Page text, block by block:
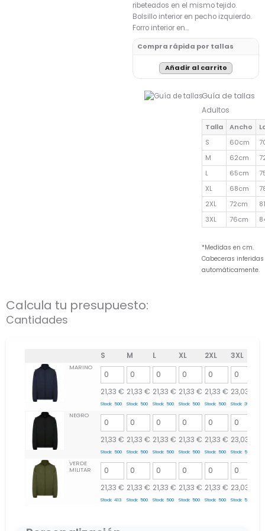
ribeteados en el mismo tejido.
Bolsillo interior en pecho izquierdo.
Forro interior en…
Compra rápida por tallas
Añadir al carrito
Guía de tallas
Adultos
Talla Ancho
S
60cm
M
62cm
L
65cm
XL
68cm
2XL
72cm
3XL
76cm
*Medidas en cm.
Cabeceras inferidas
automáticamente.
Calcula tu presupuesto:
Cantidades
S M L XL 2XL 3XL
MARINO
21,33 €
Stock: 500
21,33 €
Stock: 500
21,33 €
Stock: 500
21,33 €
Stock: 500
21,33 €
Stock: 500
23,03
Stock: 397
NEGRO
21,33 €
Stock: 500
21,33 €
Stock: 500
21,33 €
Stock: 500
21,33 €
Stock: 500
21,33 €
Stock: 500
23,03
Stock: 500
VERDE
MILITAR
21,33 €
Stock: 413
21,33 €
Stock: 500
21,33 €
Stock: 500
21,33 €
Stock: 500
21,33 €
Stock: 500
23,03
Stock: 500